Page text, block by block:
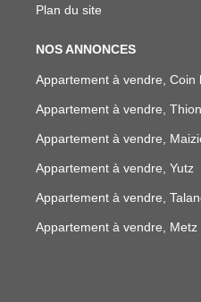
Plan du site
NOS ANNONCES
Appartement à vendre, Coin
Appartement à vendre,
Appartement à vendre,
Appartement à vendre, Yutz
Appartement à vendre,
Appartement à vendre, Metz